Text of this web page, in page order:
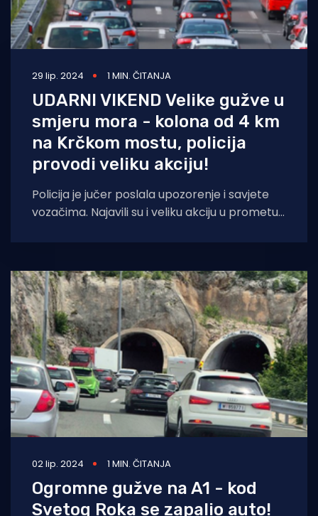
29 lip. 2024 1 MIN. ČITANJA
UDARNI VIKEND Velike gužve u
smjeru mora - kolona od 4 km
na Krčkom mostu, policija
provodi veliku akciju!
Policija je jučer poslala upozorenje i savjete
vozačima. Najavili su i veliku akciju u prometu
02 lip. 2024 1 MIN. ČITANJA
Ogromne gužve na A1 - kod
Svetog Roka se zapalio auto!